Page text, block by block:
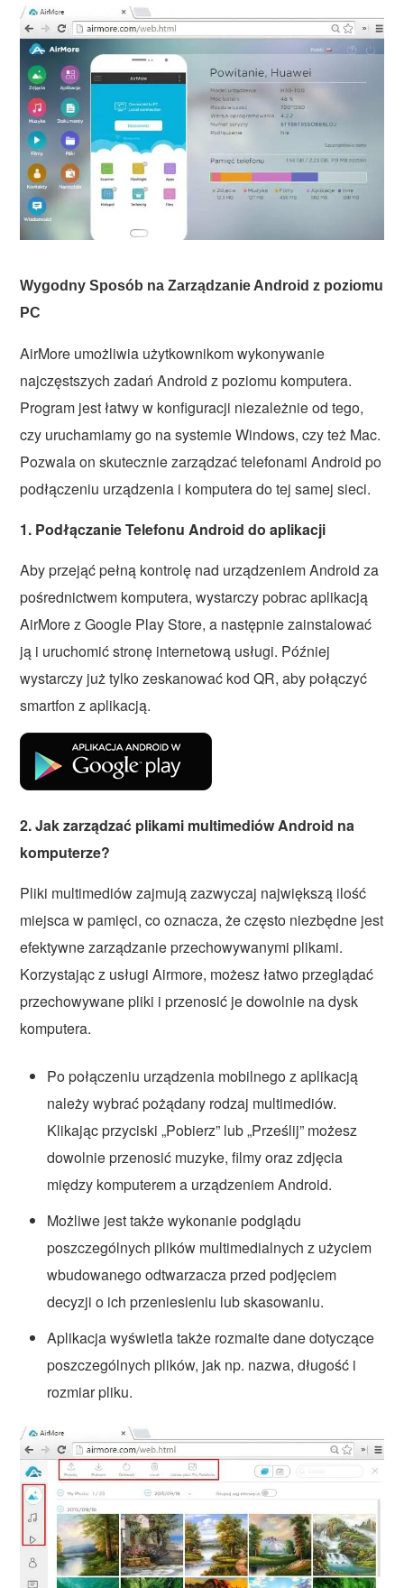
Wygodny Sposób na Zarządzanie Android z poziomu
PC
AirMore umożliwia użytkownikom wykonywanie
najczęstszych zadań Android z poziomu komputera.
Program jest łatwy w konfiguracji niezależnie od tego,
czy uruchamiamy go na systemie Windows, czy też Mac.
Pozwala on skutecznie zarządzać telefonami Android po
podłączeniu urządzenia i komputera do tej samej sieci.
1. Podłączanie Telefonu Android do aplikacji
Aby przejąć pełną kontrolę nad urządzeniem Android za
pośrednictwem komputera, wystarczy pobrac aplikacją
AirMore z Google Play Store, a następnie zainstalować
ją i uruchomić stronę internetową usługi. Później
wystarczy już tylko zeskanować kod QR, aby połączyć
smartfon z aplikacją.
2. Jak zarządzać plikami multimediów Android na
komputerze?
Pliki multimediów zajmują zazwyczaj największą ilość
miejsca w pamięci, co oznacza, że często niezbędne jest
efektywne zarządzanie przechowywanymi plikami.
Korzystając z usługi Airmore, możesz łatwo przeglądać
przechowywane pliki i przenosić je dowolnie na dysk
komputera.
Po połączeniu urządzenia mobilnego z aplikacją
należy wybrać pożądany rodzaj multimediów.
Klikając przyciski „Pobierz” lub „Prześlij” możesz
dowolnie przenosić muzyke, filmy oraz zdjęcia
między komputerem a urządzeniem Android.
Możliwe jest także wykonanie podglądu
poszczególnych plików multimedialnych z użyciem
wbudowanego odtwarzacza przed podjęciem
decyzji o ich przeniesieniu lub skasowaniu.
Aplikacja wyświetla także rozmaite dane dotyczące
poszczególnych plików, jak np. nazwa, długość i
rozmiar pliku.